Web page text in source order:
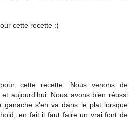
cette recette :)
cette recette. Nous venons de
aujourd'hui. Nous avons bien réussi
ganache s'en va dans le plat lorsque
en fait il faut faire un vrai font de